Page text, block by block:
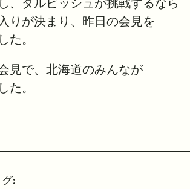
りが決まり、昨日の会見を
。
見で、北海道のみんなが
。
: